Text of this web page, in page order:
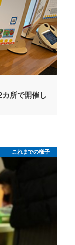
所で開催し
これまでの様子